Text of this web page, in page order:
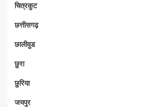
चित्रकुट
छत्तीसगढ़
छालीवुड
छुरा
छुरिया
जयपुर